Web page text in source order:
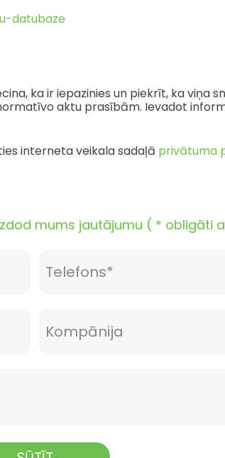
datubaze
ka ir iepazinies un piekrīt, ka viņa
aktu prasībām. Ievadot
interneta veikala sadaļā privātuma
mums jautājumu ( * obligāti